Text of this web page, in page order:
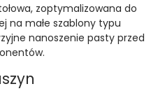
zoptymalizowana do
na małe szablony typu
nanoszenie pasty przed